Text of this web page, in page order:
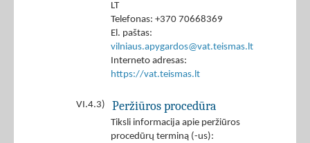
LT
Telefonas: +370 70668369
El. paštas:
vilniaus.apygardos@vat.teismas.lt
Interneto adresas:
https://vat.teismas.lt
VI.4.3) Peržiūros procedūra
Tiksli informacija apie peržiūros
procedūrų terminą (-us):